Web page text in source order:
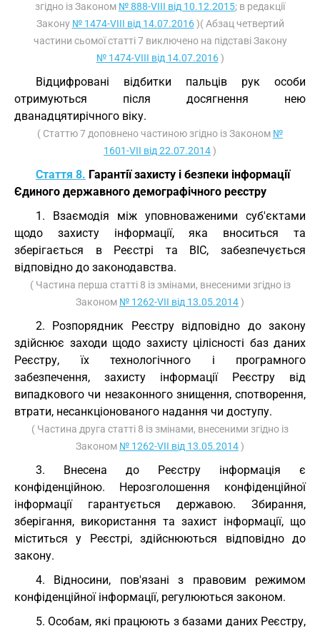
згідно із Законом № 888-VIII від 10.12.2015; в редакції
Закону № 1474-VIII від 14.07.2016)( Абзац четвертий
частини сьомої статті 7 виключено на підставі Закону
№ 1474-VIII від 14.07.2016)
Відцифровані відбитки пальців рук особи
отримуються після досягнення нею
дванадцятирічного віку.
( Статтю 7 доповнено частиною згідно із Законом №
1601-VII від 22.07.2014)
Стаття 8. Гарантії захисту і безпеки інформації
Єдиного державного демографічного реєстру
1. Взаємодія між уповноваженими суб'єктами
щодо захисту інформації, яка вноситься та
зберігається в Реєстрі та ВІС, забезпечується
відповідно до законодавства.
( Частина перша статті 8 із змінами, внесеними згідно із
Законом № 1262-VII від 13.05.2014)
2. Розпорядник Реєстру відповідно до закону
здійснює заходи щодо захисту цілісності баз даних
Реєстру, їх технологічного і програмного
забезпечення, захисту інформації Реєстру від
випадкового чи незаконного знищення, спотворення,
втрати, несанкціонованого надання чи доступу.
( Частина друга статті 8 із змінами, внесеними згідно із
Законом № 1262-VII від 13.05.2014)
3. Внесена до Реєстру інформація є
конфіденційною. Нерозголошення конфіденційної
інформації гарантується державою. Збирання,
зберігання, використання та захист інформації, що
міститься у Реєстрі, здійснюються відповідно до
закону.
4. Відносини, пов'язані з правовим режимом
конфіденційної інформації, регулюються законом.
5. Особам, які працюють з базами даних Реєстру,